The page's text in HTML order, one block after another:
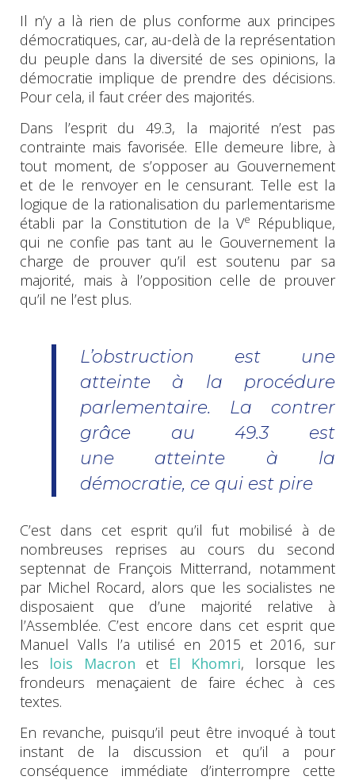
Il n’y a là rien de plus conforme aux principes
démocratiques, car, au-delà de la représentation
du peuple dans la diversité de ses opinions, la
démocratie implique de prendre des décisions.
Pour cela, il faut créer des majorités.
Dans l’esprit du 49.3, la majorité n’est pas
contrainte mais favorisée. Elle demeure libre, à
tout moment, de s’opposer au Gouvernement
et de le renvoyer en le censurant. Telle est la
logique de la rationalisation du parlementarisme
établi par la Constitution de la Ve
République,
qui ne confie pas tant au le Gouvernement la
charge de prouver qu’il est soutenu par sa
majorité, mais à l’opposition celle de prouver
qu’il ne l’est plus.
L’obstruction est une
atteinte à la procédure
parlementaire. La contrer
grâce au 49.3 est
une atteinte à la
démocratie, ce qui est pire
C’est dans cet esprit qu’il fut mobilisé à de
nombreuses reprises au cours du second
septennat de François Mitterrand, notamment
par Michel Rocard, alors que les socialistes ne
disposaient que d’une majorité relative à
l’Assemblée. C’est encore dans cet esprit que
Manuel Valls l’a utilisé en 2015 et 2016, sur
les lois Macron et El Khomri, lorsque les
frondeurs menaçaient de faire échec à ces
textes.
En revanche, puisqu’il peut être invoqué à tout
instant de la discussion et qu’il a pour
conséquence immédiate d’interrompre cette